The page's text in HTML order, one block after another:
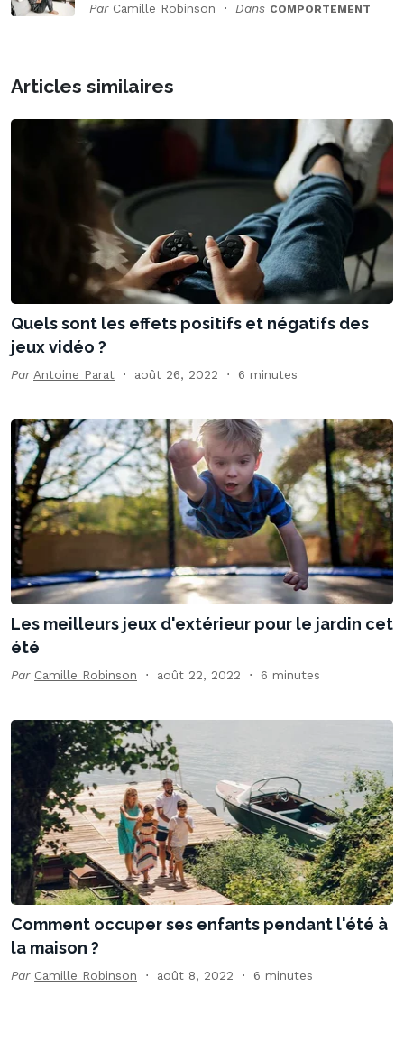
Par Camille Robinson Dans COMPORTEMENT
Articles similaires
Quels sont les effets positifs et négatifs des
jeux vidéo ?
Par Antoine Parat août 26, 2022 6 minutes
Les meilleurs jeux d'extérieur pour le jardin cet
été
Par Camille Robinson août 22, 2022 6 minutes
Comment occuper ses enfants pendant l'été à
la maison ?
Par Camille Robinson août 8, 2022 6 minutes